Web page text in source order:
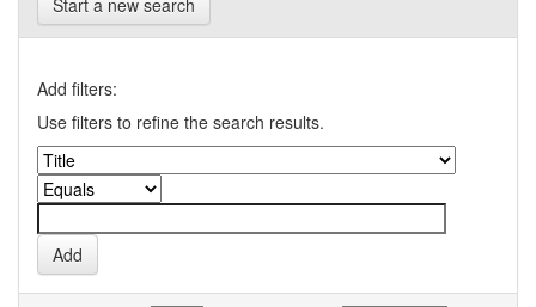
Start a new search
Add filters:
Use filters to refine the search results.